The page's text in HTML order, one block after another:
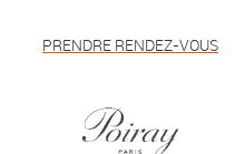
PRENDRE RENDEZ-VOUS